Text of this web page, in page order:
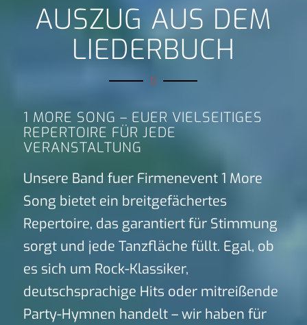
AUSZUG AUS DEM
LIEDERBUCH
1 MORE SONG – EUER VIELSEITIGES
REPERTOIRE FÜR JEDE
VERANSTALTUNG
Unsere Band fuer Firmenevent 1 More
Song bietet ein breitgefächertes
Repertoire, das garantiert für Stimmung
sorgt und jede Tanzfläche füllt. Egal, ob
es sich um Rock-Klassiker,
deutschsprachige Hits oder mitreißende
Party-Hymnen handelt – wir haben für